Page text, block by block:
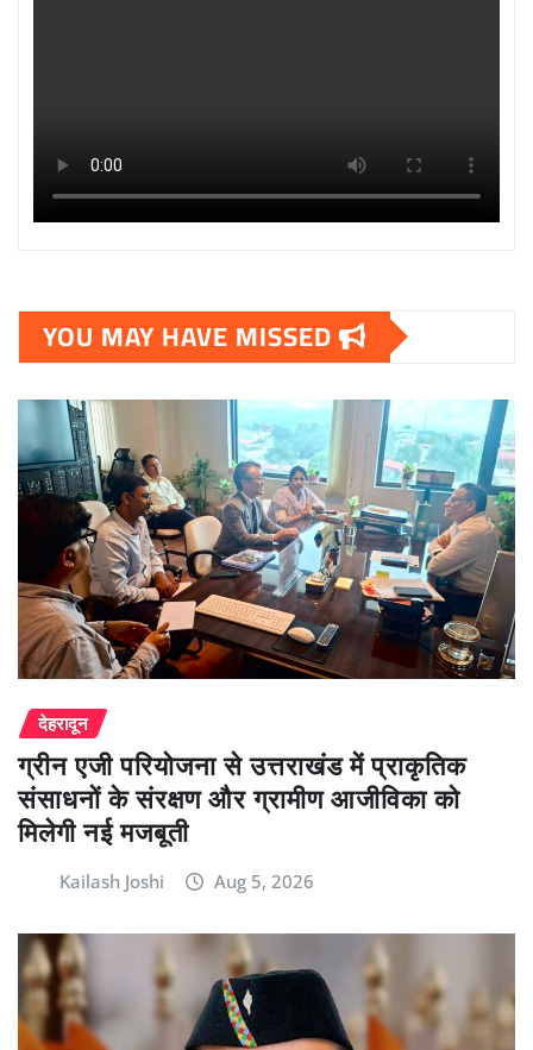
YOU MAY HAVE MISSED
देहरादून
ग्रीन एजी परियोजना से उत्तराखंड में प्राकृतिक
संसाधनों के संरक्षण और ग्रामीण आजीविका को
मिलेगी नई मजबूती
Kailash Joshi Aug 5, 2026